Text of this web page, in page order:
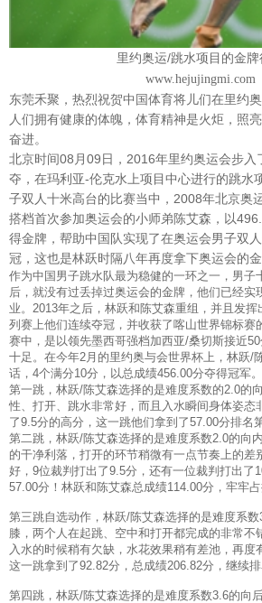
里约奥运/跳水项目的金牌
www.hejujingmi.com
东莞禾聚，热烈祝贺中国体育将儿们在里约
人们拥有健康的体魄，体育精神是火炬，照
奋进。
北京时间08月09日，2016年里约奥运会步入
夺，在玛利亚-伦克水上项目中心进行的跳水
子双人十米高台的比赛当中，2008年北京奥
搭档首次参加奥运会的小师弟陈艾森，以
得金牌，帮助中国队实现了在奥运会男子双
冠，这也是林跃时隔八年再度拿下奥运会的金
作为中国男子跳水队最为稳健的一环之一，男子
后，就没有过丢掉过奥运会的金牌，他们已经实
业。2013年之后，林跃和陈艾森重组，并且发
列赛上他们连续夺冠，并收获了喀山世界锦标赛
赛中，是以领先墨西哥强档加西亚/桑切斯接近
十足。在今年2月的里约奥与会世界杯上，林跃/
话，4个满分10分，以总成绩456.00分夺得冠军。
第一跳，林跃/陈艾森选择的是难度系数的2.0的
性、打开、跳水非常好，而且入水瞬间身体姿态
了9.5分的高分，这一跳他们拿到了57.00分排名
第二跳，林跃/陈艾森选择的是难度系数2.0的向
的干净利落，打开的环节稍微有一点节奏上的差
好，9位裁判打出了9.5分，还有一位裁判打出了
57.00分！林跃和陈艾森总成绩114.00分，牢牢
第三跳自选动作，林跃/陈艾森选择的是难度系
膝，两个人在起跳、空中和打开都完成的非常不
入水的时候稍有欠缺，水花效果稍有差池，再度
这一跳拿到了92.82分，总成绩206.82分，继续排
第四跳，林跃/陈艾森选择的是难度系数3.6的向